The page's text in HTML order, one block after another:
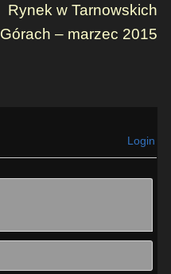
Rynek w Tarnowskich
Górach – marzec 2015
Login